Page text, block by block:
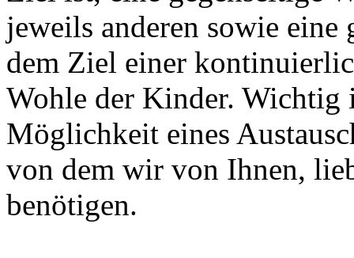
jeweils anderen sowie
dem Ziel einer
Wohle der Kinder. Wichtig
Möglichkeit eines
von dem wir von Ihnen,
benötigen.